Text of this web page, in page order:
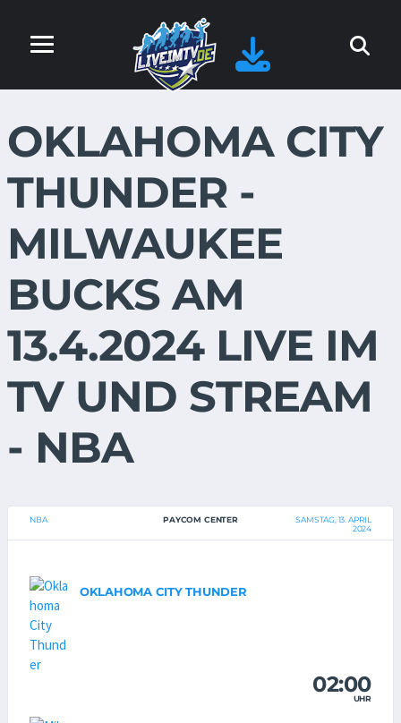
OKLAHOMA CITY
THUNDER -
MILWAUKEE
BUCKS AM
13.4.2024 LIVE IM
TV UND STREAM
- NBA
NBA PAYCOM CENTER
SAMSTAG, 13. APRIL
2024
OKLAHOMA CITY THUNDER
02:00
UHR